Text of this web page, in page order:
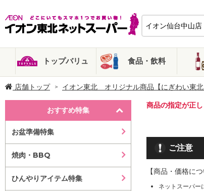
トップバリュ 食品・飲料
店舗トップ イオン東北 オリジナル商品【にぎわい東北
おすすめ特集
お盆準備特集
焼肉・BBQ
ひんやりアイテム特集
商品の指定が正
ご注意
【商品・価格につ
ネットスーパー